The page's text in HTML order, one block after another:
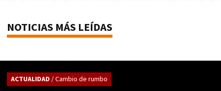
NOTICIAS MÁS LEÍDAS
ACTUALIDAD / Cambio de rumbo